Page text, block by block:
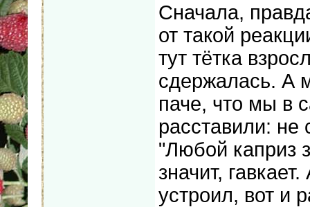
Сначала,
от такой
тут тётка
сдержалась. А
паче, что мы в
расставили: не
"Любой каприз
значит,
устроил, вот и